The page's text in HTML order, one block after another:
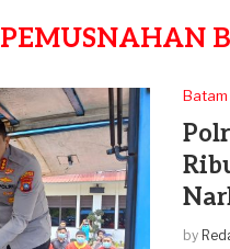
PEMUSNAHAN
Batam
by